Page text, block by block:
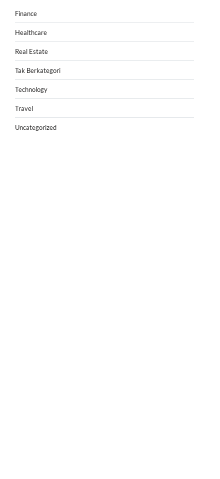
Finance
Healthcare
Real Estate
Tak Berkategori
Technology
Travel
Uncategorized